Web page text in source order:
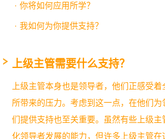
· 你将如何应用所学？
· 我如何为你提供支持？
上级主管需要什么支持？
上级主管本身也是领导者，他们正感受
所带来的压力。考虑到这一点，在他们
们提供支持也至关重要。虽然有些上级
化领导者发展的能力，但许多上级主管在